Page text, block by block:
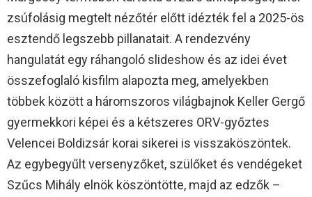
zsúfolásig megtelt nézőtér előtt idézték fel a 2025-ös
esztendő legszebb pillanatait. A rendezvény
hangulatát egy ráhangoló slideshow és az idei évet
összefoglaló kisfilm alapozta meg, amelyekben
többek között a háromszoros világbajnok Keller Gergő
gyermekkori képei és a kétszeres ORV-győztes
Velencei Boldizsár korai sikerei is visszaköszöntek.
Az egybegyűlt versenyzőket, szülőket és vendégeket
Szűcs Mihály elnök köszöntötte, majd az edzők –